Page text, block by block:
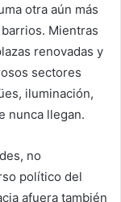
otra aún más
Mientras
renovadas y
sectores
iluminación,
nunca llegan.
no
político del
afuera también